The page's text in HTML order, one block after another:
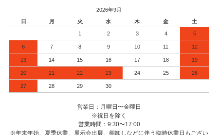
2026年9月
日
月 火 水 木 金 土
1 2 3 4 5
6 7 8 9 10 11 12
13 14 15 16 17 18 19
20 21 22 23 24 25 26
27 28 29 30
営業日：月曜日〜金曜日
※祝日を除く
営業時間：9:30〜17:00
※年末年始、夏季休業、展示会出展、棚卸しなどに伴う臨時休業日もござい